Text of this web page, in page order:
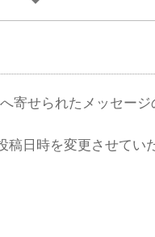
寄せられたメッセー
日時を変更させてい